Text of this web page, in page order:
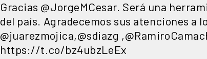
Gracias @JorgeMCesar . Será una
del país. Agradecemos sus atenciones a
@juarezmojica,@sdiazg ,
https://t.co/bz4ubzLeEx